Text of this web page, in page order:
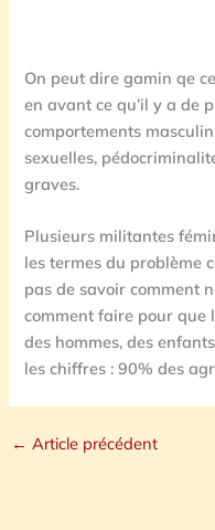
On peut dire gamin qe
en avant ce qu’il y a de
comportements
sexuelles,
graves.
Plusieurs militantes
les termes du problème
pas de savoir comment
comment faire pour que
des hommes, des
les chiffres : 90% des
← Article précédent